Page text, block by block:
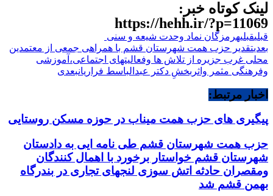
لینک کوتاه خبر:
https://hehh.ir/?p=11069
قبلیقبلیهرمزگان نماد وحدت شیعه و سنی
بعدیتقدیر حزب همت شهرستان قشم با همراهی جمعی از معتمدین
محلی غرب جزیره از تلاش ها وفعالیتهای اجتماعی،آموزشی
وفرهنگی مثمر واثربخشِ دکتر عبدالباسط فراریانبعدی
اخبار مرتبط:
پیگیری های حزب همت میناب در حوزه مسکن روستایی
حزب همت شهرستان قشم طی نامه ایی به دادستان
شهرستان قشم خواستار برخورد با اهمال کنندگان
ومقصران حادثه اتش سوزی لنجهای تجاری در بندرگاه
بهمن قشم شد